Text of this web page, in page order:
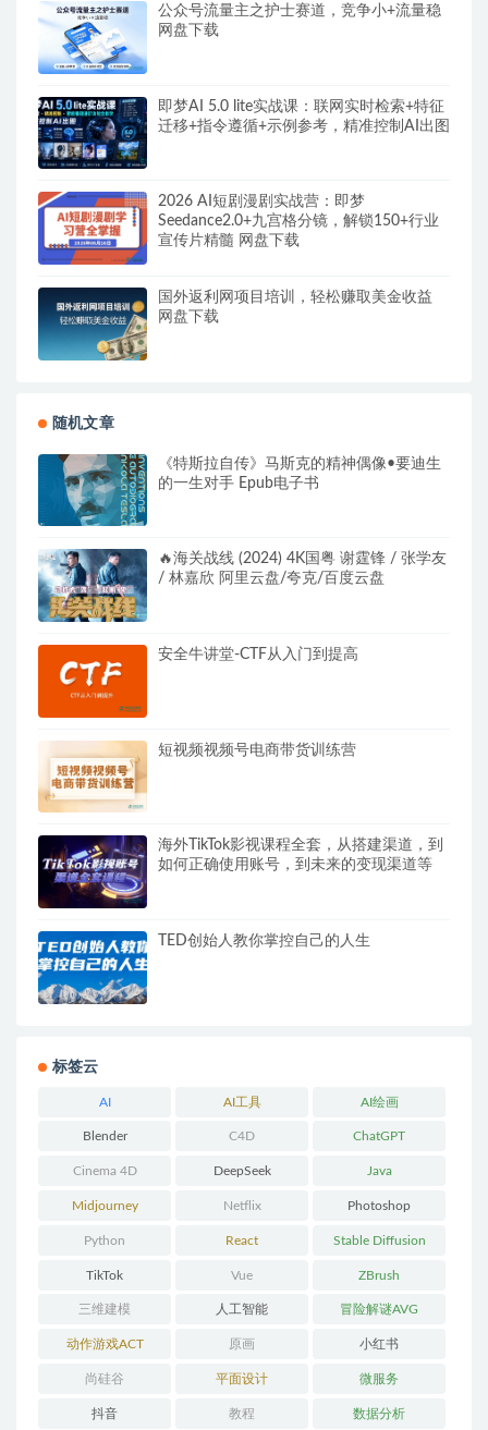
公众号流量主之护士赛道，竞争小+流量稳
网盘下载
即梦AI 5.0 lite实战课：联网实时检索+特征
迁移+指令遵循+示例参考，精准控制AI出图
2026 AI短剧漫剧实战营：即梦
Seedance2.0+九宫格分镜，解锁150+行业
宣传片精髓 网盘下载
国外返利网项目培训，轻松赚取美金收益
网盘下载
随机文章
《特斯拉自传》马斯克的精神偶像•要迪生
的一生对手 Epub电子书
🔥海关战线 (2024) 4K国粤 谢霆锋 / 张学友
/ 林嘉欣 阿里云盘/夸克/百度云盘
安全牛讲堂-CTF从入门到提高
短视频视频号电商带货训练营
海外TikTok影视课程全套，从搭建渠道，到
如何正确使用账号，到未来的变现渠道等
TED创始人教你掌控自己的人生
标签云
AI AI工具 AI绘画
Blender C4D ChatGPT
Cinema 4D DeepSeek Java
Midjourney Netflix Photoshop
Python React Stable Diffusion
TikTok Vue ZBrush
三维建模 人工智能 冒险解谜AVG
动作游戏ACT 原画 小红书
尚硅谷 平面设计 微服务
抖音 教程 数据分析